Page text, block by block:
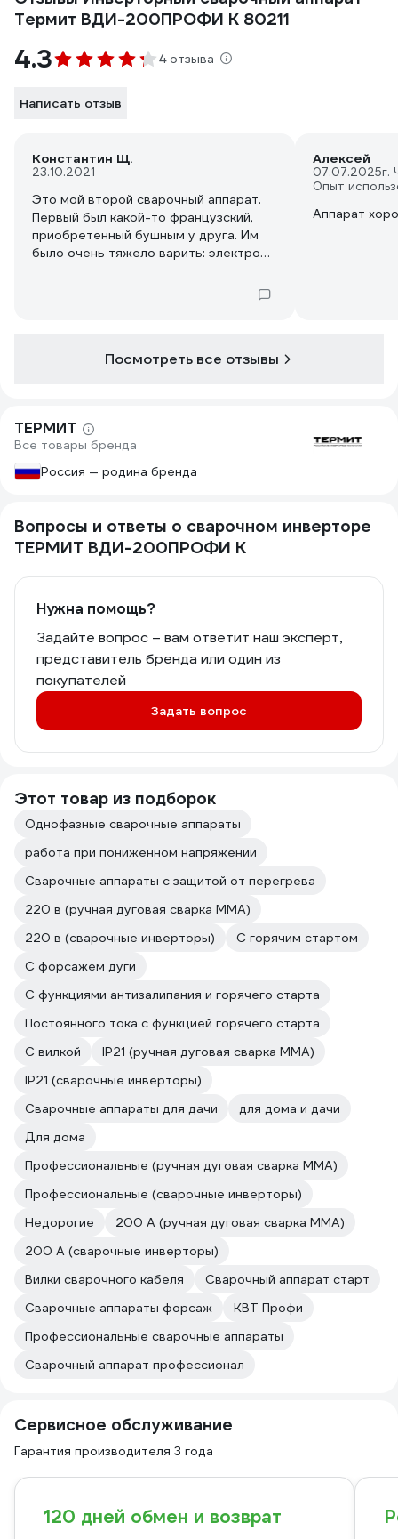
Термит ВДИ-200ПРОФИ К 80211
4.3 4 отзыва
Написать отзыв
Константин Щ.
23.10.2021
Это мой второй сварочный аппарат.
Первый был какой-то французский,
приобретенный бушным у друга. Им
было очень тяжело варить: электроды
переплатить и работать сразу
варить предыдущим сварочником,
были моментально использованы
Термитом: разжигает дугу и держит
ее прекрасно. Сварил забор, и
провёл много разных мелких
ремонтных работ.
Алексей
07.07.2025г.
Опыт
Аппарат
Посмотреть все отзывы
ТЕРМИТ
Все товары бренда
Россия — родина бренда
Вопросы и ответы о сварочном инверторе
ТЕРМИТ ВДИ-200ПРОФИ К
Нужна помощь?
Задайте вопрос – вам ответит наш эксперт,
представитель бренда или один из
покупателей
Задать вопрос
Этот товар из подборок
Однофазные сварочные аппараты
работа при пониженном напряжении
Сварочные аппараты с защитой от перегрева
220 в (ручная дуговая сварка MMA)
220 в (сварочные инверторы)
С горячим стартом
С форсажем дуги
С функциями антизалипания и горячего старта
Постоянного тока с функцией горячего старта
С вилкой
IP21 (ручная дуговая сварка MMA)
IP21 (сварочные инверторы)
Сварочные аппараты для дачи
для дома и дачи
Для дома
Профессиональные (ручная дуговая сварка MMA)
Профессиональные (сварочные инверторы)
Недорогие
200 А (ручная дуговая сварка MMA)
200 А (сварочные инверторы)
Вилки сварочного кабеля
Сварочный аппарат старт
Сварочные аппараты форсаж
КВТ Профи
Профессиональные сварочные аппараты
Сварочный аппарат профессионал
Сервисное обслуживание
Гарантия производителя 3 года
120 дней обмен и возврат